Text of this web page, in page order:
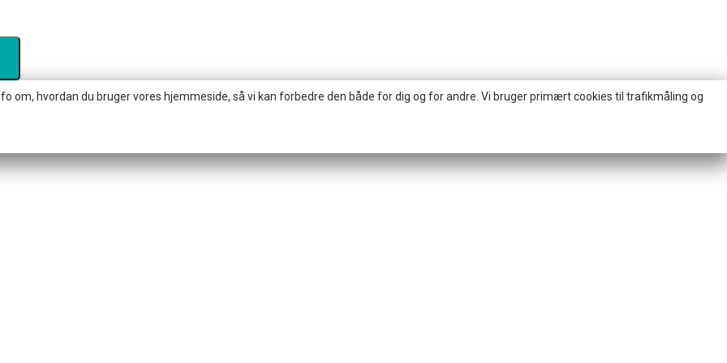
om, hvordan du bruger vores hjemmeside, så vi kan forbedre den både for dig og for andre. Vi bruger primært cookies til trafikmåling og